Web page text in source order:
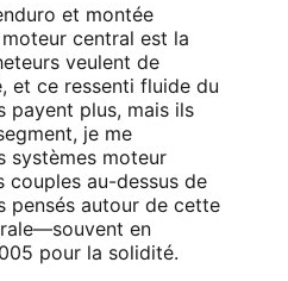
et montée
central est la
veulent de
et ce ressenti fluide du
payent plus, mais ils
je me
systèmes moteur
couples au-dessus de
pensés autour de cette
en
pour la solidité.